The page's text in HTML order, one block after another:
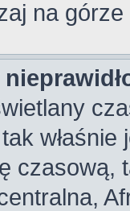
na
czasową,